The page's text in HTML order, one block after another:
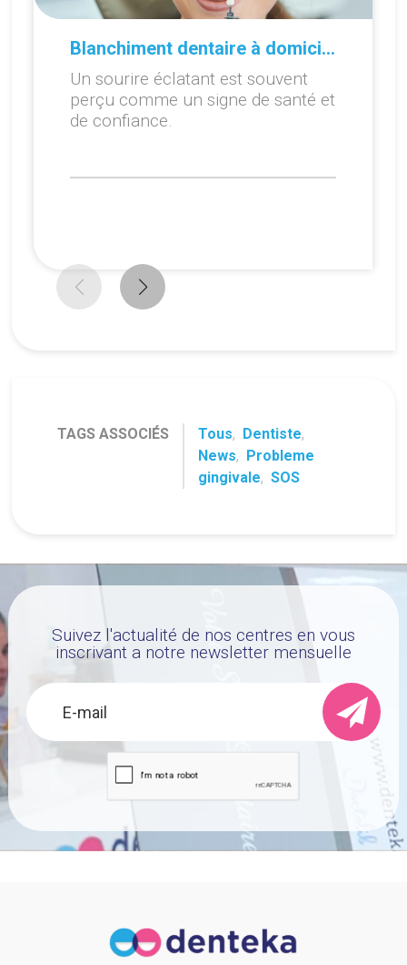
Blanchiment dentaire à domicile ou en cabinet : que choisir ?
Un sourire éclatant est souvent
perçu comme un signe de santé et
de confiance.
TAGS ASSOCIÉS Tous, Dentiste,
News,
Probleme
gingivale, SOS
Suivez l'actualité de nos centres en vous
inscrivant a notre newsletter mensuelle